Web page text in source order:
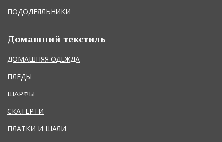
ПОДОДЕЯЛЬНИКИ
Домашний текстиль
ДОМАШНЯЯ ОДЕЖДА
ПЛЕДЫ
ШАРФЫ
СКАТЕРТИ
ПЛАТКИ И ШАЛИ